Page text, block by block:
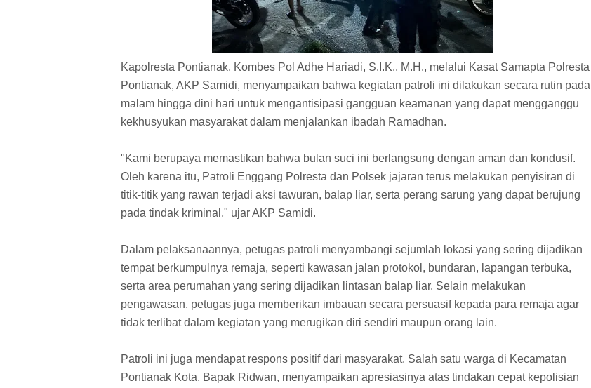
Kapolresta Pontianak, Kombes Pol Adhe Hariadi, S.I.K., M.H., melalui Kasat Samapta Polresta
Pontianak, AKP Samidi, menyampaikan bahwa kegiatan patroli ini dilakukan secara rutin pada
malam hingga dini hari untuk mengantisipasi gangguan keamanan yang dapat mengganggu
kekhusyukan masyarakat dalam menjalankan ibadah Ramadhan.
"Kami berupaya memastikan bahwa bulan suci ini berlangsung dengan aman dan kondusif.
Oleh karena itu, Patroli Enggang Polresta dan Polsek jajaran terus melakukan penyisiran di
titik-titik yang rawan terjadi aksi tawuran, balap liar, serta perang sarung yang dapat berujung
pada tindak kriminal," ujar AKP Samidi.
Dalam pelaksanaannya, petugas patroli menyambangi sejumlah lokasi yang sering dijadikan
tempat berkumpulnya remaja, seperti kawasan jalan protokol, bundaran, lapangan terbuka,
serta area perumahan yang sering dijadikan lintasan balap liar. Selain melakukan
pengawasan, petugas juga memberikan imbauan secara persuasif kepada para remaja agar
tidak terlibat dalam kegiatan yang merugikan diri sendiri maupun orang lain.
Patroli ini juga mendapat respons positif dari masyarakat. Salah satu warga di Kecamatan
Pontianak Kota, Bapak Ridwan, menyampaikan apresiasinya atas tindakan cepat kepolisian